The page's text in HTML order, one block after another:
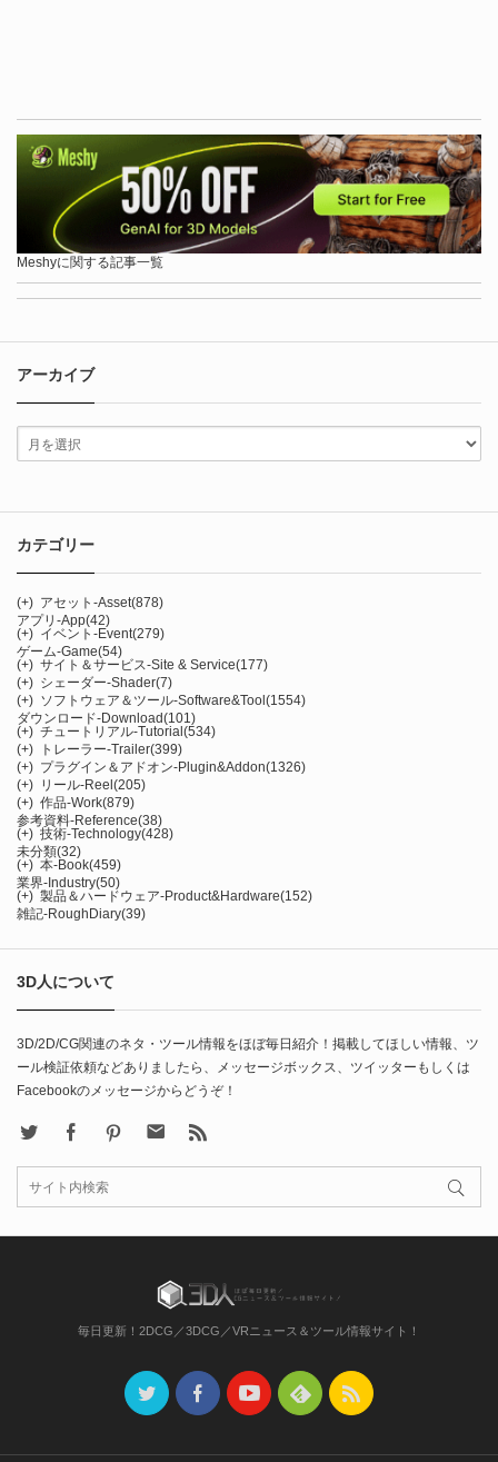
Meshyに関する記事一覧
アーカイブ
カテゴリー
(+) アセット-Asset(878)
アプリ-App(42)
(+) イベント-Event(279)
ゲーム-Game(54)
(+) サイト＆サービス-Site & Service(177)
(+) シェーダー-Shader(7)
(+) ソフトウェア＆ツール-Software&Tool (1554)
ダウンロード-Download(101)
(+) チュートリアル-Tutorial (534)
(+)
トレーラー-Trailer(399)
(+) プラグイン＆アドオン-Plugin&Addon(1326)
(+) リール-Reel (205)
(+) 作品-Work(879)
参考資料-Reference(38)
(+) 技術-Technology(428)
未分類(32)
(+) 本-Book(459)
業界-Industry(50)
(+) 製品＆ハードウェア-Product&Hardware(152)
雑記-RoughDiary(39)
3D人について
3D/2D/CG関連のネタ・ツール情報をほぼ毎日紹介！掲載してほしい情報、ツ
ール検証依頼などありましたら、メッセージボックス、ツイッターもしくは
Facebookのメッセージからどうぞ！
FacebookPinterest Contact
毎日更新！2DCG／3DCG／VRニュース＆ツール情報サイト！